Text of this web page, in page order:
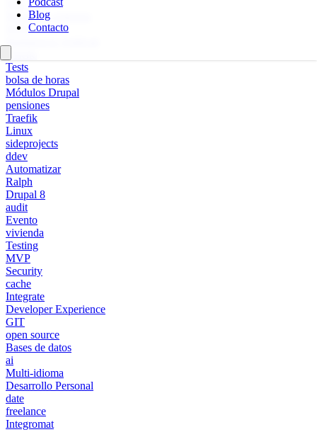
Blog
Contacto
SSL
Monitores externos
WPO
Tests
bolsa de horas
Módulos Drupal
pensiones
Traefik
Linux
sideprojects
ddev
Automatizar
Ralph
Drupal 8
audit
Evento
vivienda
Testing
MVP
Security
cache
Integrate
Developer Experience
GIT
open source
Bases de datos
ai
Multi-idioma
Desarrollo Personal
date
freelance
Integromat